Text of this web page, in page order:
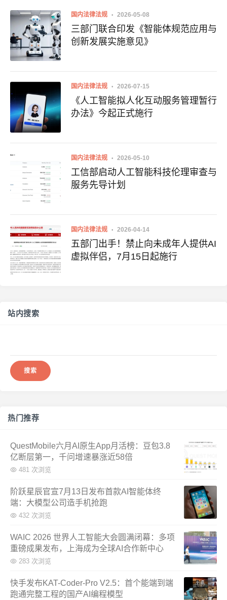
国内法律法规 2026-05-08
三部门联合印发《智能体规范应用与
创新发展实施意见》
国内法律法规 2026-07-15
《人工智能拟人化互动服务管理暂行
办法》今起正式施行
国内法律法规 2026-05-10
工信部启动人工智能科技伦理审查与
服务先导计划
国内法律法规 2026-04-14
五部门出手！禁止向未成年人提供AI
虚拟伴侣，7月15日起施行
站内搜索
热门推荐
QuestMobile六月AI原生App月活榜：豆包3.8
亿断层第一，千问增速暴涨近58倍
481 次浏览
阶跃星辰官宣7月13日发布首款AI智能体终
端：大模型公司造手机抢跑
432 次浏览
WAIC 2026 世界人工智能大会圆满闭幕：多项
重磅成果发布，上海成为全球AI合作新中心
283 次浏览
快手发布KAT-Coder-Pro V2.5：首个能端到端
跑通完整工程的国产AI编程模型